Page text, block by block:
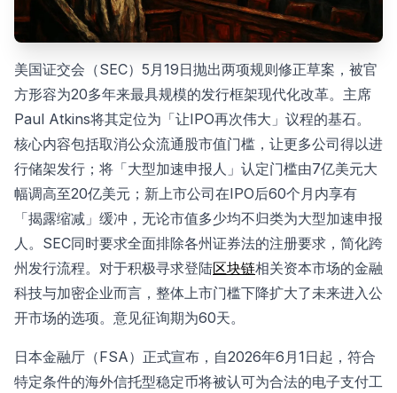
美国证交会（SEC）5月19日抛出两项规则修正草案，被官
方形容为20多年来最具规模的发行框架现代化改革。主席
Paul Atkins将其定位为「让IPO再次伟大」议程的基石。
核心内容包括取消公众流通股市值门槛，让更多公司得以进
行储架发行；将「大型加速申报人」认定门槛由7亿美元大
幅调高至20亿美元；新上市公司在IPO后60个月内享有
「揭露缩减」缓冲，无论市值多少均不归类为大型加速申报
人。SEC同时要求全面排除各州证券法的注册要求，简化跨
州发行流程。对于积极寻求登陆区块链相关资本市场的金融
科技与加密企业而言，整体上市门槛下降扩大了未来进入公
开市场的选项。意见征询期为60天。
日本金融厅（FSA）正式宣布，自2026年6月1日起，符合
特定条件的海外信托型稳定币将被认可为合法的电子支付工